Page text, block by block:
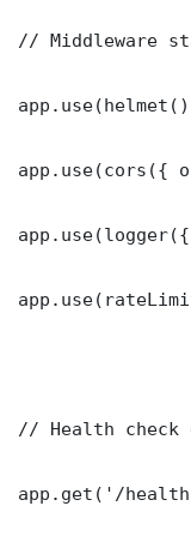
// Middleware
app.use(cors({
// Health check
app.get('/